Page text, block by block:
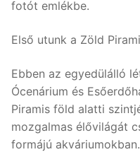
fotót emlékbe.
Első utunk a Zöld
Ebben az egyedülálló
Ócenárium és
Piramis föld alatti
mozgalmas élővilágát
formájú akváriumokban.